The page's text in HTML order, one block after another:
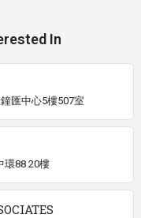
In
匯中心5樓507室
環88 20樓